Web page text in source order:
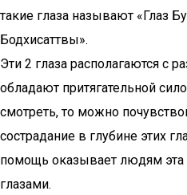
такие глаза называют «Глаз
Бодхисаттвы».
Эти 2 глаза располагаются с
обладают притягательной
смотреть, то можно
сострадание в глубине этих
помощь оказывает людям
глазами.